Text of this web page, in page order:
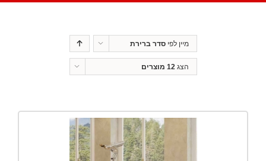
מיין לפיסדר ברירת
מחדל
הצג12 מוצרים